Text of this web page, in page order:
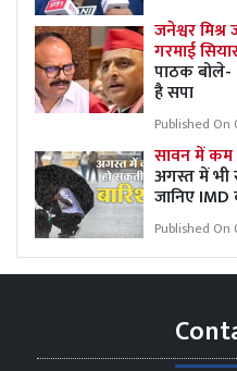
जनेश्वर
गरमाई
पाठक बोले-
है सपा
Published
सावन में कम
अगस्त में भी
जानिए IMD
Published